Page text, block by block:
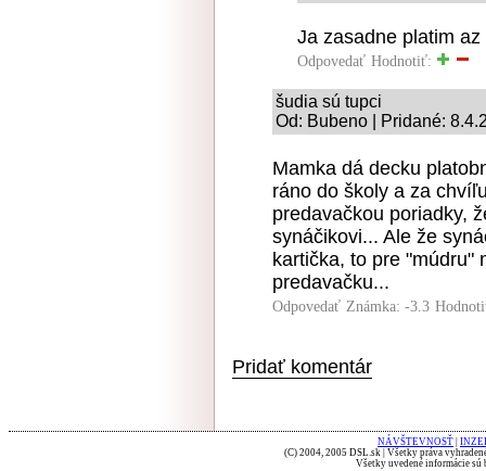
Ja zasadne platim
Odpovedať Hodnotiť:
šudia sú tupci
Od: Bubeno | Pridané:
Mamka dá decku
ráno do školy a za
predavačkou poriadky,
synáčikovi... Ale že
kartička, to pre "múdru"
predavačku...
Odpovedať Známka: -3.3
Pridať komentár
NÁVŠTEVNOSŤ
(C) 2004, 2005 DSL.sk | Všetky práva
Všetky uvedené informácie sú